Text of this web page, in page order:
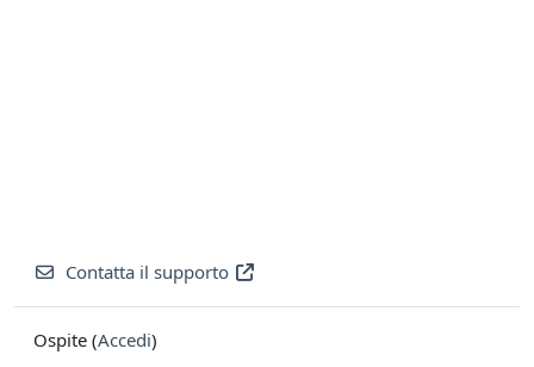
Contatta il supporto
Ospite (Accedi)